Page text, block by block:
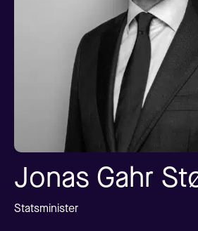
Jonas Gahr
Statsminister